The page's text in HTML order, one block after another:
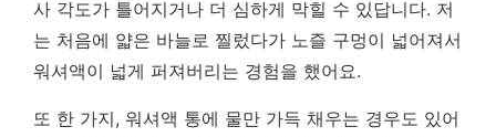
사 각도가 틀어지거나 더 심하게 막힐 수 있답니다. 저
는 처음에 얇은 바늘로 찔렀다가 노즐 구멍이 넓어져서
워셔액이 넓게 퍼져버리는 경험을 했어요.
또 한 가지, 워셔액 통에 물만 가득 채우는 경우도 있어